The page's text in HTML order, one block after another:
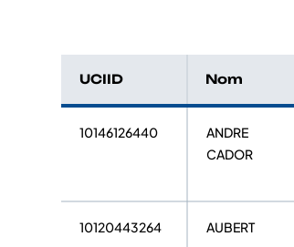
UCIID Nom
10146126440
ANDRE
CADOR
10120443264 AUBERT